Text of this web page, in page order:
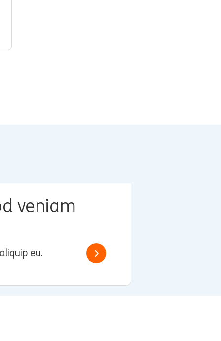
veniam
eu. Read more